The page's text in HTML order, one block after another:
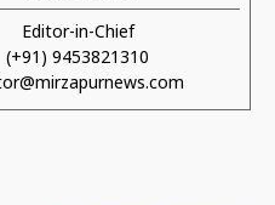
Editor-in-Chief
(+91) 9453821310